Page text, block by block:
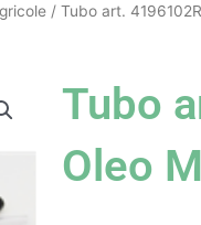
/ Tubo art.
Tubo
Oleo